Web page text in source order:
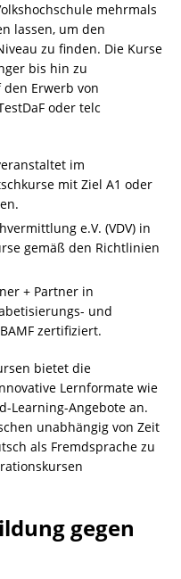
mehrmals
lassen, um den
zu finden. Die Kurse
bis hin zu
Erwerb von
oder telc
im
mit Ziel A1 oder
e.V. (VDV) in
gemäß den Richtlinien
+ Partner in
und
zertifiziert.
bietet die
Lernformate wie
Learning-Angebote an.
unabhängig von Zeit
als Fremdsprache zu
gegen